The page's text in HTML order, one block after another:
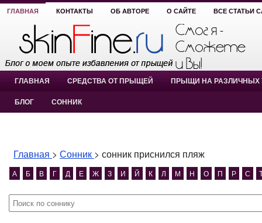
ГЛАВНАЯ КОНТАКТЫ ОБ АВТОРЕ О САЙТЕ ВСЕ СТАТЬИ
ГЛАВНАЯ СРЕДСТВА ОТ ПРЫЩЕЙ ПРЫЩИ НА РАЗЛИЧНЫХ
БЛОГ СОННИК
Главная > Сонник > сонник приснился пляж
А Б В Г Д Е Ж З И Й К Л М Н О П Р С